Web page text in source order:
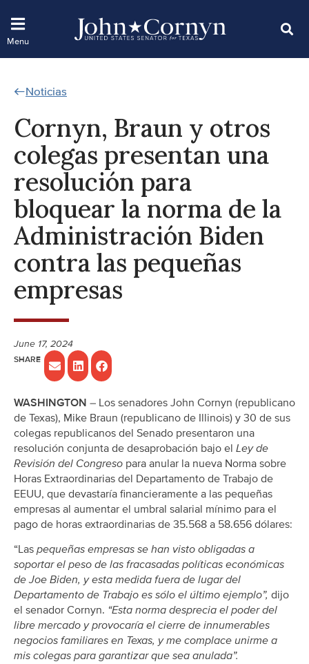
Noticias
Cornyn, Braun y otros
colegas presentan una
resolución para
bloquear la norma de la
Administración Biden
contra las pequeñas
empresas
June 17, 2024
WASHINGTON – Los senadores John Cornyn (republicano
de Texas), Mike Braun (republicano de Illinois) y 30 de sus
colegas republicanos del Senado presentaron una
resolución conjunta de desaprobación bajo el Ley de
Revisión del Congreso para anular la nueva Norma sobre
Horas Extraordinarias del Departamento de Trabajo de
EEUU, que devastaría financieramente a las pequeñas
empresas al aumentar el umbral salarial mínimo para el
pago de horas extraordinarias de 35.568 a 58.656 dólares:
“Las pequeñas empresas se han visto obligadas a
soportar el peso de las fracasadas políticas económicas
de Joe Biden, y esta medida fuera de lugar del
Departamento de Trabajo es sólo el último ejemplo”, dijo
el senador Cornyn. “Esta norma desprecia el poder del
libre mercado y provocaría el cierre de innumerables
negocios familiares en Texas, y me complace unirme a
mis colegas para garantizar que sea anulada”.